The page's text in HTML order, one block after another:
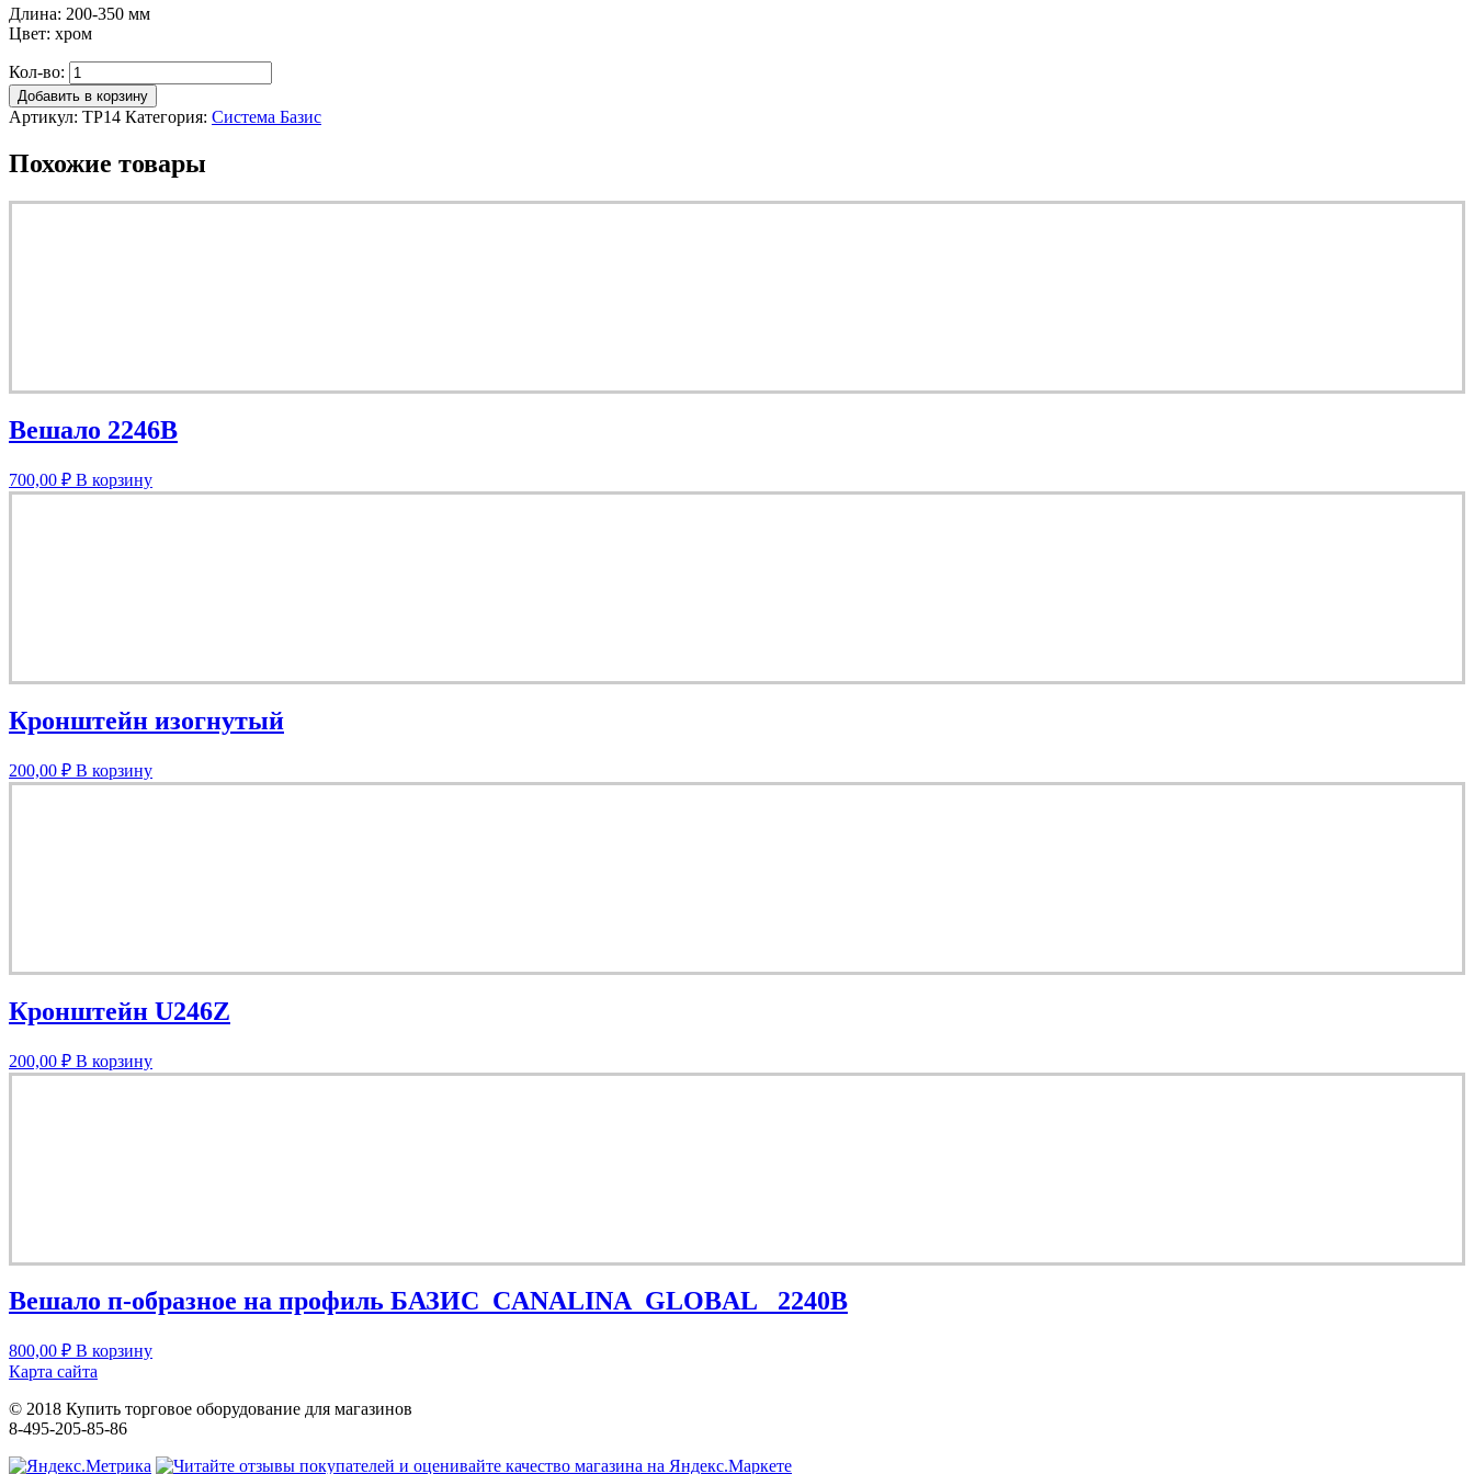
Длина: 200-350 мм
Цвет: хром
Кол-во:
Добавить в корзину
Артикул: TP14 Категория: Система Базис
Похожие товары
Вешало 2246B
700,00 ₽ В корзину
Кронштейн изогнутый
200,00 ₽ В корзину
Кронштейн U246Z
200,00 ₽ В корзину
Вешало п-образное на профиль БАЗИС_CANALINA_GLOBAL_ 2240В
800,00 ₽ В корзину
Карта сайта
© 2018 Купить торговое оборудование для магазинов
8-495-205-85-86